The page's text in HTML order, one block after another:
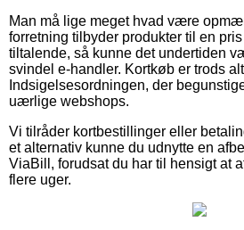
Man må lige meget hvad være
forretning tilbyder produkter til en
tiltalende, så kunne det undertiden
svindel e-handler. Kortkøb er trods
Indsigelsesordningen, der
uærlige webshops.
Vi tilråder kortbestillinger eller
et alternativ kunne du udnytte en
ViaBill, forudsat du har til hensigt at
flere uger.